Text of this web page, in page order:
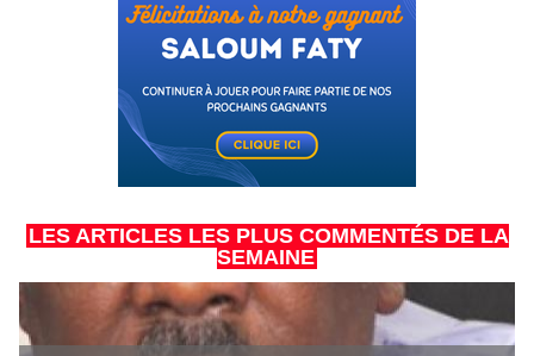
LES ARTICLES LES PLUS COMMENTÉS DE LA
SEMAINE